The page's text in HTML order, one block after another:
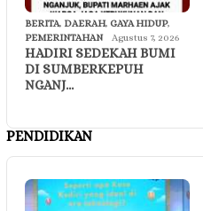
BERITA, DAERAH, GAYA HIDUP,
PEMERINTAHAN
Agustus 7, 2026
HADIRI SEDEKAH BUMI
DI SUMBERKEPUH
NGANJ…
PENDIDIKAN